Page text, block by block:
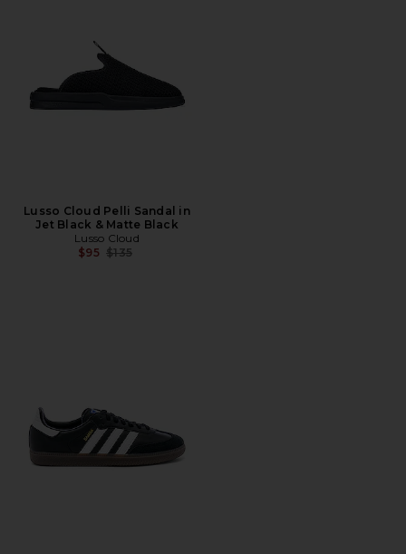
Lusso Cloud Pelli Sandal in
Jet Black & Matte Black
Lusso Cloud
$95 Precio anterior:
$135